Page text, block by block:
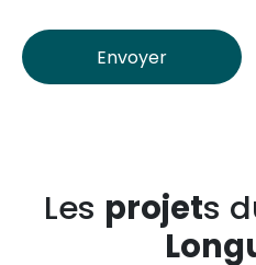
Envoyer
Les projets